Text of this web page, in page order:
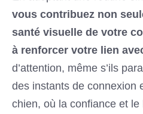
vous contribuez non
santé visuelle de votre
à renforcer votre lien
d’attention, même s’ils
des instants de connexion
chien, où la confiance et